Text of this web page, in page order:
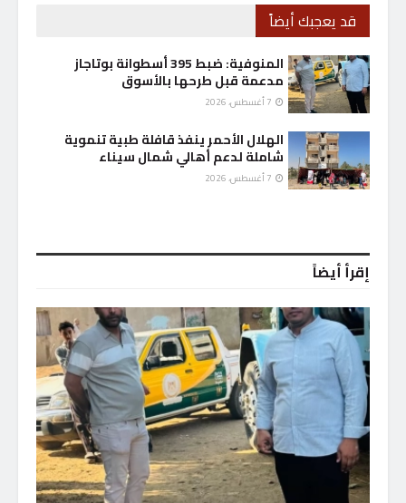
قد يعجبك أيضاً
المنوفية: ضبط 395 أسطوانة بوتاجاز
مدعمة قبل طرحها بالأسوق
الهلال الأحمر ينفذ قافلة طبية تنموية
شاملة لدعم أهالي شمال سيناء
إقرأ أيضاً